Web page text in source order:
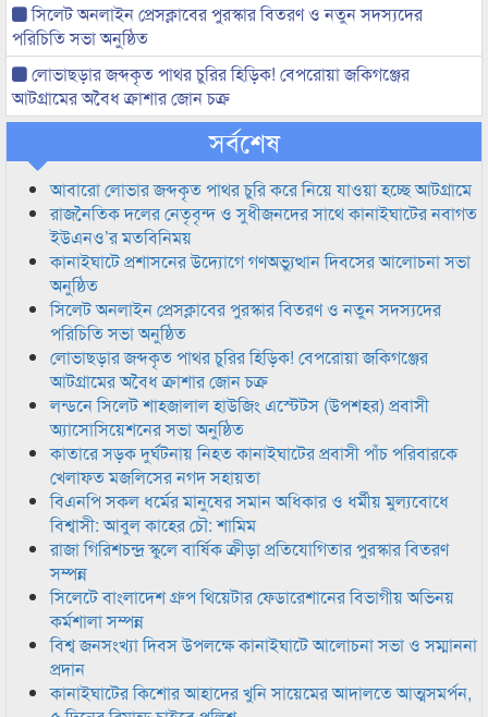
সিলেট অনলাইন প্রেসক্লাবের পুরস্কার বিতরণ ও নতুন সদস্যদের
পরিচিতি সভা অনুষ্ঠিত
লোভাছড়ার জব্দকৃত পাথর চুরির হিড়িক! বেপরোয়া জকিগঞ্জের
আটগ্রামের অবৈধ ক্রাশার জোন চক্র
সর্বশেষ
আবারো লোভার জব্দকৃত পাথর চুরি করে নিয়ে যাওয়া হচ্ছে আটগ্রামে
রাজনৈতিক দলের নেতৃবৃন্দ ও সুধীজনদের সাথে কানাইঘাটের নবাগত
ইউএনও’র মতবিনিময়
কানাইঘাটে প্রশাসনের উদ্যোগে গণঅভ্যুত্থান দিবসের আলোচনা সভা
অনুষ্ঠিত
সিলেট অনলাইন প্রেসক্লাবের পুরস্কার বিতরণ ও নতুন সদস্যদের
পরিচিতি সভা অনুষ্ঠিত
লোভাছড়ার জব্দকৃত পাথর চুরির হিড়িক! বেপরোয়া জকিগঞ্জের
আটগ্রামের অবৈধ ক্রাশার জোন চক্র
লন্ডনে সিলেট শাহজালাল হাউজিং এস্টেটস (উপশহর) প্রবাসী
অ্যাসোসিয়েশনের সভা অনুষ্ঠিত
কাতারে সড়ক দুর্ঘটনায় নিহত কানাইঘাটের প্রবাসী পাঁচ পরিবারকে
খেলাফত মজলিসের নগদ সহায়তা
বিএনপি সকল ধর্মের মানুষের সমান অধিকার ও ধর্মীয় মুল্যবোধে
বিশ্বাসী: আবুল কাহের চৌ: শামিম
রাজা গিরিশচন্দ্র স্কুলে বার্ষিক ক্রীড়া প্রতিযোগিতার পুরস্কার বিতরণ
সম্পন্ন
সিলেটে বাংলাদেশ গ্রুপ থিয়েটার ফেডারেশানের বিভাগীয় অভিনয়
কর্মশালা সম্পন্ন
বিশ্ব জনসংখ্যা দিবস উপলক্ষে কানাইঘাটে আলোচনা সভা ও সম্মাননা
প্রদান
কানাইঘাটের কিশোর আহাদের খুনি সায়েমের আদালতে আত্মসমর্পন,